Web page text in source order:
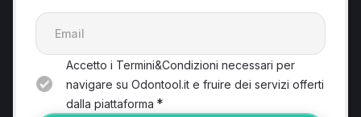
Accetto i Termini&Condizioni necessari per
navigare su Odontool.it e fruire dei servizi offerti
dalla piattaforma *